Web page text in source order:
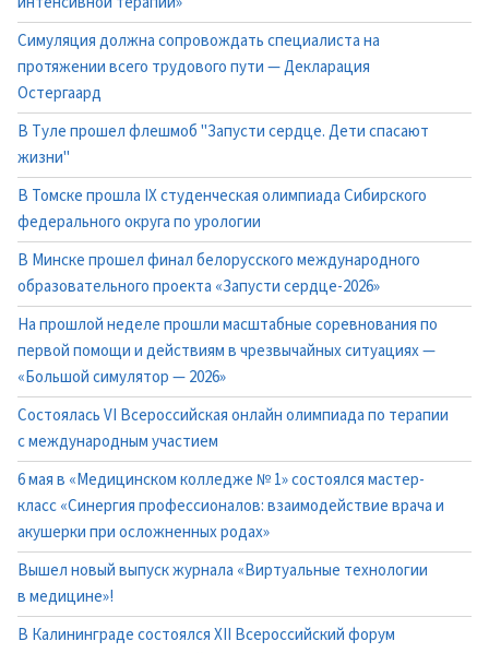
Симуляция должна сопровождать специалиста на
протяжении всего трудового пути — Декларация
Остергаард
В Туле прошел флешмоб "Запусти сердце. Дети спасают
жизни"
В Томске прошла IX студенческая олимпиада Сибирского
федерального округа по урологии
В Минске прошел финал белорусского международного
образовательного проекта «Запусти сердце-2026»
На прошлой неделе прошли масштабные соревнования по
первой помощи и действиям в чрезвычайных ситуациях —
«Большой симулятор — 2026»
Состоялась VI Всероссийская онлайн олимпиада по терапии
с международным участием
6 мая в «Медицинском колледже № 1» состоялся мастер-
класс «Синергия профессионалов: взаимодействие врача и
акушерки при осложненных родах»
Вышел новый выпуск журнала «Виртуальные технологии
в медицине»!
В Калининграде состоялся XII Всероссийский форум